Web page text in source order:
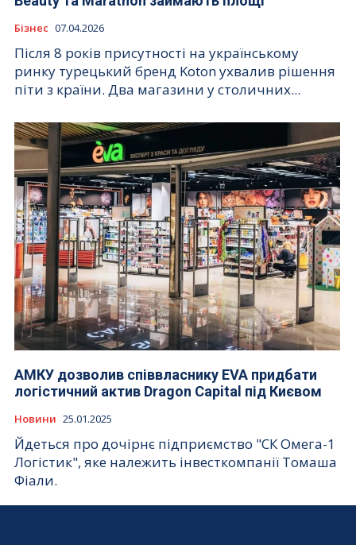
Бізнес 07.04.2026
Після 8 років присутності на українському
ринку турецький бренд Koton ухвалив рішення
піти з країни. Два магазини у столичних...
АМКУ дозволив співвласнику EVA придбати
логістичний актив Dragon Capital під Києвом
Новини 25.01.2025
Йдеться про дочірнє підприємство "СК Омега-1
Логістик", яке належить інвесткомпанії Томаша
Фіали.